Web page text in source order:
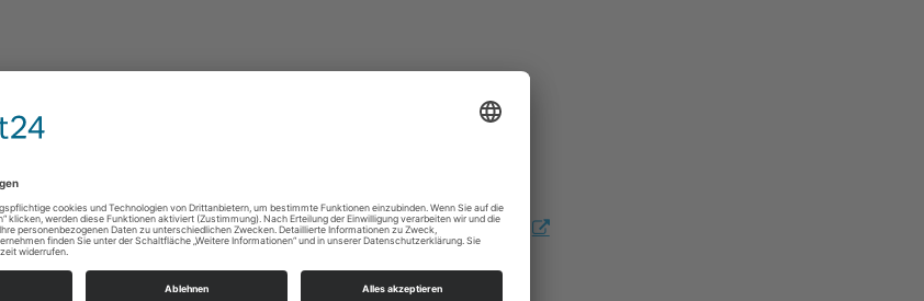
Merbitzer Straße 2
Gottesdienste
https://landing.churchdesk.com/de/e/40300284/gottesdienst